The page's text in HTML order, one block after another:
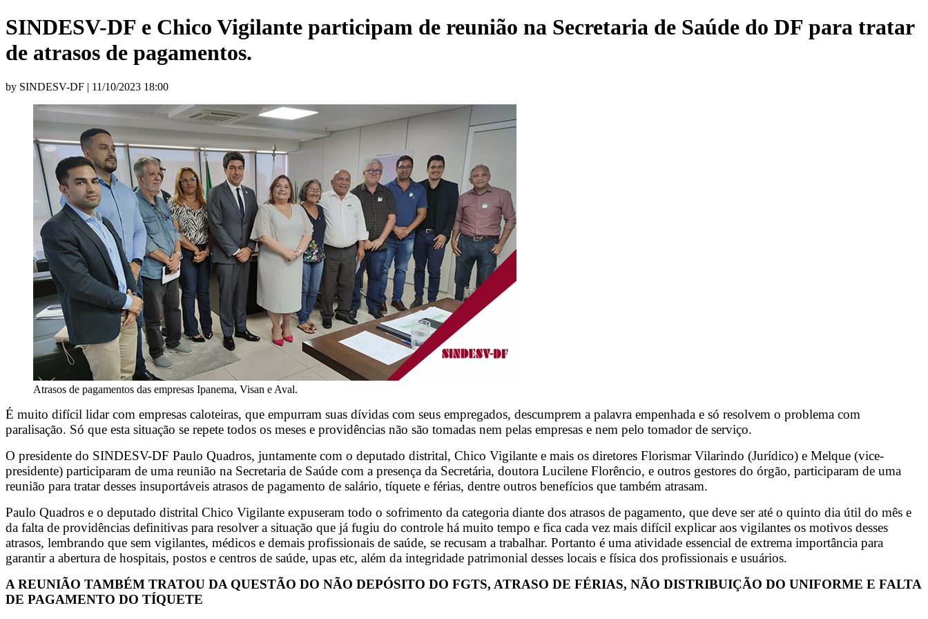
SINDESV-DF e Chico Vigilante participam de reunião na Secretaria de Saúde do DF para tratar
de atrasos de pagamentos.
by SINDESV-DF | 11/10/2023 18:00
Atrasos de pagamentos das empresas Ipanema, Visan e Aval.
É muito difícil lidar com empresas caloteiras, que empurram suas dívidas com seus empregados, descumprem a palavra empenhada e só resolvem o problema com
paralisação. Só que esta situação se repete todos os meses e providências não são tomadas nem pelas empresas e nem pelo tomador de serviço.
O presidente do SINDESV-DF Paulo Quadros, juntamente com o deputado distrital, Chico Vigilante e mais os diretores Florismar Vilarindo (Jurídico) e Melque (vice-
presidente) participaram de uma reunião na Secretaria de Saúde com a presença da Secretária, doutora Lucilene Florêncio, e outros gestores do órgão, participaram de uma
reunião para tratar desses insuportáveis atrasos de pagamento de salário, tíquete e férias, dentre outros benefícios que também atrasam.
Paulo Quadros e o deputado distrital Chico Vigilante expuseram todo o sofrimento da categoria diante dos atrasos de pagamento, que deve ser até o quinto dia útil do mês e
da falta de providências definitivas para resolver a situação que já fugiu do controle há muito tempo e fica cada vez mais difícil explicar aos vigilantes os motivos desses
atrasos, lembrando que sem vigilantes, médicos e demais profissionais de saúde, se recusam a trabalhar. Portanto é uma atividade essencial de extrema importância para
garantir a abertura de hospitais, postos e centros de saúde, upas etc, além da integridade patrimonial desses locais e física dos profissionais e usuários.
A REUNIÃO TAMBÉM TRATOU DA QUESTÃO DO NÃO DEPÓSITO DO FGTS, ATRASO DE FÉRIAS, NÃO DISTRIBUIÇÃO DO UNIFORME E FALTA
DE PAGAMENTO DO TÍQUETE